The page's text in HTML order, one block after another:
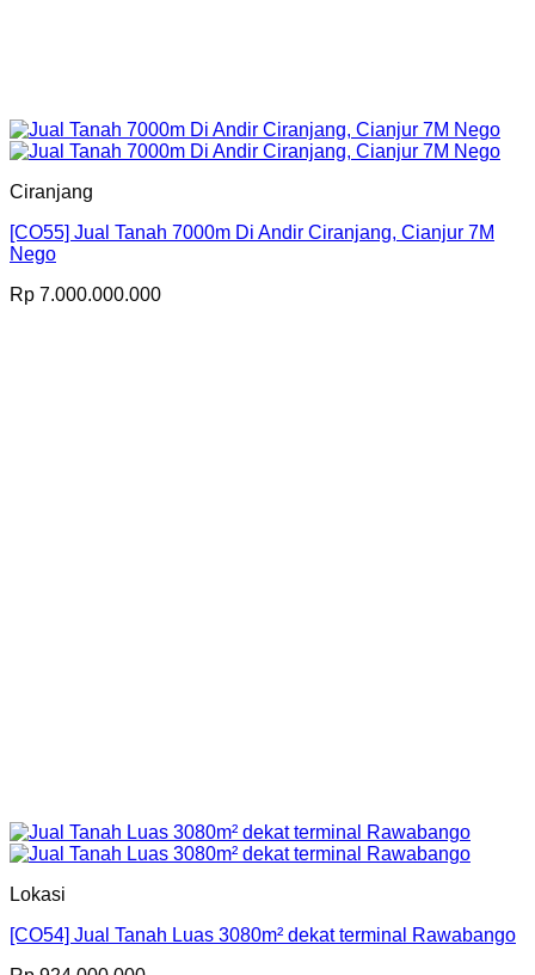
Ciranjang
[CO55] Jual Tanah 7000m Di Andir Ciranjang, Cianjur 7M
Nego
Rp 7.000.000.000
Lokasi
[CO54] Jual Tanah Luas 3080m² dekat terminal Rawabango